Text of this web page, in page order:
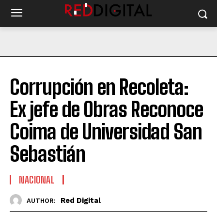
Corrupción en Recoleta:
Ex jefe de Obras Reconoce
Coima de Universidad San
Sebastián
NACIONAL
AUTHOR: Red Digital